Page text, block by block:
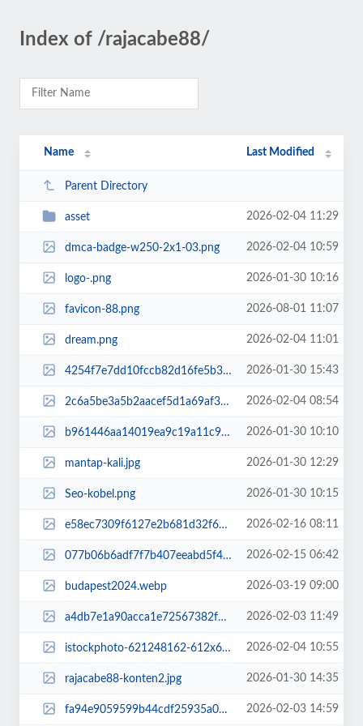
Index of /rajacabe88/
Name Last Modified
Parent Directory
asset 2026-02-04 11:29
dmca-badge-w250-2x1-03.png 2026-02-04 10:59
logo-.png 2026-01-30 10:16
favicon-88.png 2026-08-01 11:07
dream.png 2026-02-04 11:01
4254f7e7dd10fccb82d16fe5b337ea24.jpg 2026-01-30 15:43
2c6a5be3a5b2aacef5d1a69af32c31ad.jpg 2026-02-04 08:54
b961446aa14019ea9c19a11c9d8de5cd.jpg 2026-01-30 10:10
mantap-kali.jpg 2026-01-30 12:29
Seo-kobel.png 2026-01-30 10:15
e58ec7309f6127e2b681d32f654a77c5.jpg 2026-02-16 08:11
077b06b6adf7f7b407eeabd5f471ed09.jpg 2026-02-15 06:42
budapest2024.webp 2026-03-19 09:00
a4db7e1a90acca1e72567382f5766fee.jpg 2026-02-03 11:49
istockphoto-621248162-612x612.jpg 2026-02-04 10:55
rajacabe88-konten2.jpg 2026-01-30 14:35
fa94e9059599b44cdf25935a0e9dcc2b.jpg 2026-02-03 14:59